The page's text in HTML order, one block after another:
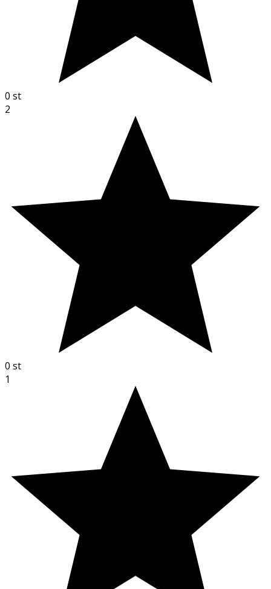
0 st
2
0 st
1